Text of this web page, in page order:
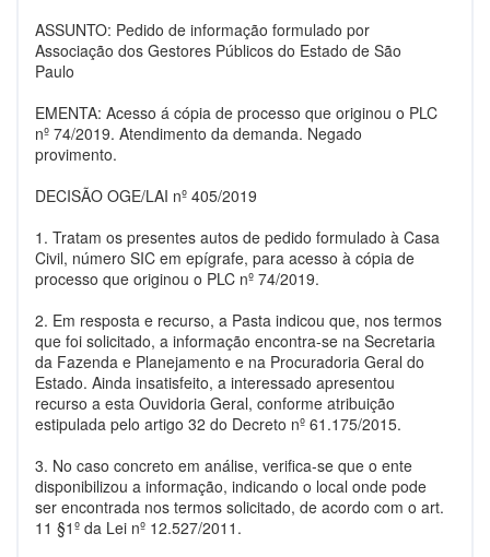
ASSUNTO: Pedido de informação formulado por
Associação dos Gestores Públicos do Estado de São
Paulo
EMENTA: Acesso á cópia de processo que originou o PLC
nº 74/2019. Atendimento da demanda. Negado
provimento.
DECISÃO OGE/LAI nº 405/2019
1. Tratam os presentes autos de pedido formulado à Casa
Civil, número SIC em epígrafe, para acesso à cópia de
processo que originou o PLC nº 74/2019.
2. Em resposta e recurso, a Pasta indicou que, nos termos
que foi solicitado, a informação encontra-se na Secretaria
da Fazenda e Planejamento e na Procuradoria Geral do
Estado. Ainda insatisfeito, a interessado apresentou
recurso a esta Ouvidoria Geral, conforme atribuição
estipulada pelo artigo 32 do Decreto nº 61.175/2015.
3. No caso concreto em análise, verifica-se que o ente
disponibilizou a informação, indicando o local onde pode
ser encontrada nos termos solicitado, de acordo com o art.
11 §1º da Lei nº 12.527/2011.